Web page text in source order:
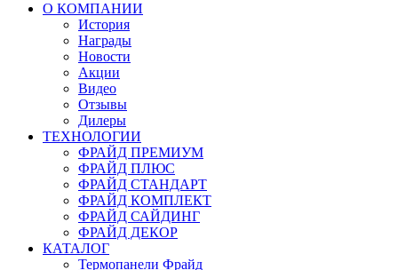
О КОМПАНИИ
История
Награды
Новости
Акции
Видео
Отзывы
Дилеры
ТЕХНОЛОГИИ
ФРАЙД ПРЕМИУМ
ФРАЙД ПЛЮС
ФРАЙД СТАНДАРТ
ФРАЙД КОМПЛЕКТ
ФРАЙД САЙДИНГ
ФРАЙД ДЕКОР
КАТАЛОГ
Термопанели Фрайд